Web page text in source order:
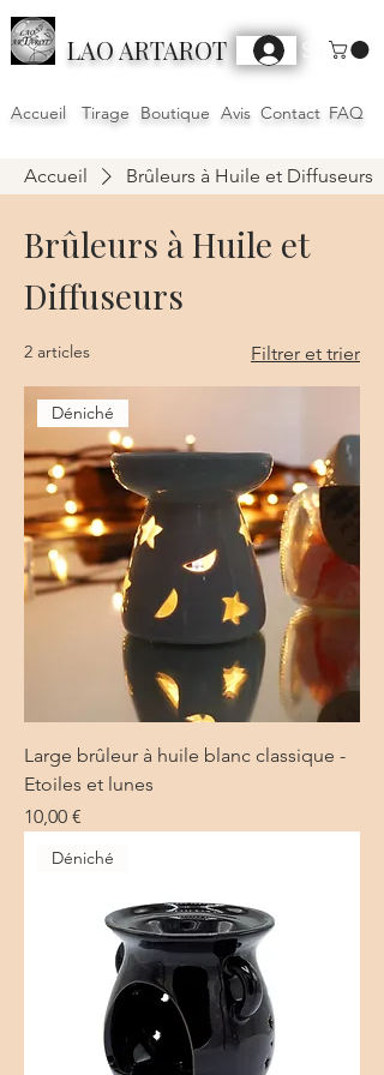
LAO ARTAROT Se
Accueil Tirage Boutique Avis Contact FAQ
Accueil Brûleurs à Huile et Diffuseurs
Brûleurs à Huile et
Diffuseurs
2 articles Filtrer et trier
Déniché
Large brûleur à huile blanc classique -
Etoiles et lunes
Prix
10,00 €
Déniché